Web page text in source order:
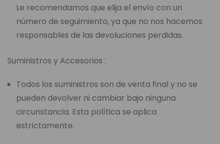
Le recomendamos que elija el envío con un
número de seguimiento, ya que no nos hacemos
responsables de las devoluciones perdidas.
Suministros y Accesorios :
Todos los suministros son de venta final y no se
pueden devolver ni cambiar bajo ninguna
circunstancia. Esta política se aplica
estrictamente.